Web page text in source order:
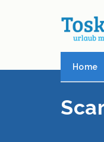
Home